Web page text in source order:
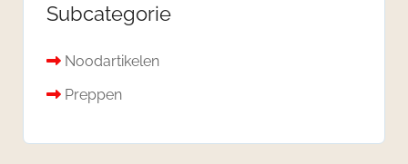
Subcategorie
Noodartikelen
Preppen